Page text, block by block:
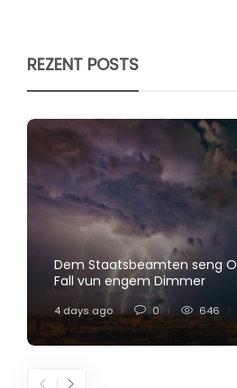
REZENT POSTS
Dem Staatsbeamten seng
Fall vun engem Dimmer
4 days ago 0 646